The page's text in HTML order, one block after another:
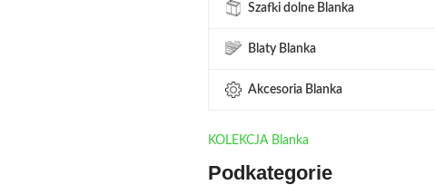
Szafki dolne Blanka
Blaty Blanka
Akcesoria Blanka
KOLEKCJA Blanka
Podkategorie